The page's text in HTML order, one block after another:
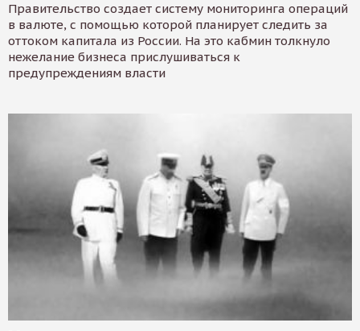
Правительство создает систему мониторинга операций
в валюте, с помощью которой планирует следить за
оттоком капитала из России. На это кабмин толкнуло
нежелание бизнеса прислушиваться к
предупреждениям власти